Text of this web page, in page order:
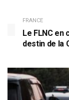
FRANCE
Le FLNC
destin de la